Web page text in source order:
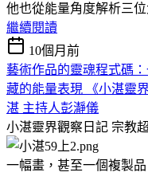
他也從能量角度解析三位
繼續閱讀
10個月前
藝術作品的靈魂程式碼
藏的能量表現 《小湛靈
湛 主持人彭瀞儀
小湛靈界觀察日記 宗教
一幅畫，甚至一個複製